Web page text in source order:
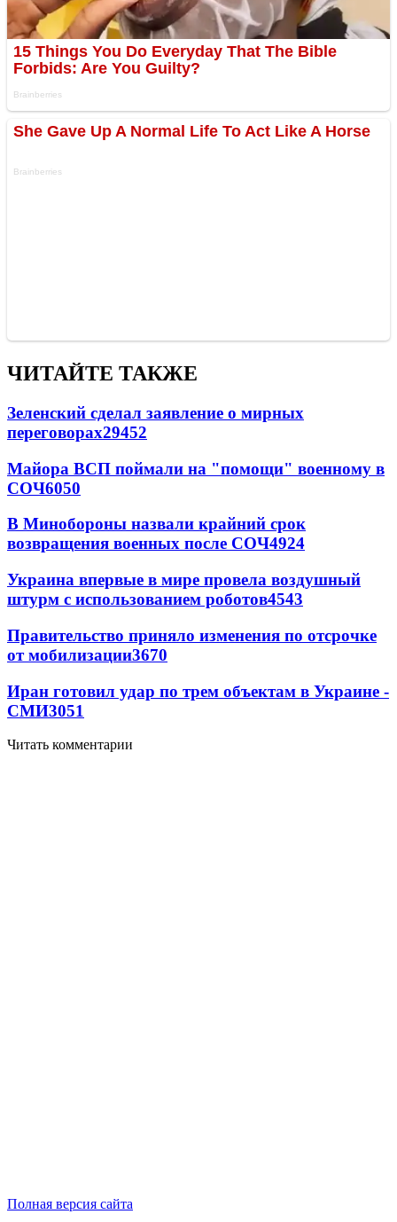
ЧИТАЙТЕ ТАКЖЕ
Зеленский сделал заявление о мирных
переговорах29452
Майора ВСП поймали на "помощи" военному в
СОЧ6050
В Минобороны назвали крайний срок
возвращения военных после СОЧ4924
Украина впервые в мире провела воздушный
штурм с использованием роботов4543
Правительство приняло изменения по отсрочке
от мобилизации3670
Иран готовил удар по трем объектам в Украине -
СМИ3051
Читать комментарии
Полная версия сайта